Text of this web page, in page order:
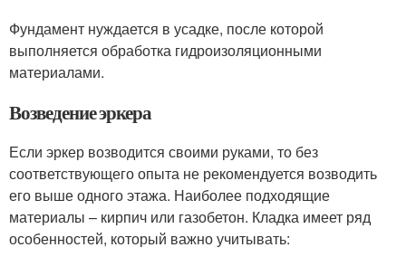
Фундамент нуждается в усадке, после которой
выполняется обработка гидроизоляционными
материалами.
Возведение эркера
Если эркер возводится своими руками, то без
соответствующего опыта не рекомендуется возводить
его выше одного этажа. Наиболее подходящие
материалы – кирпич или газобетон. Кладка имеет ряд
особенностей, который важно учитывать: